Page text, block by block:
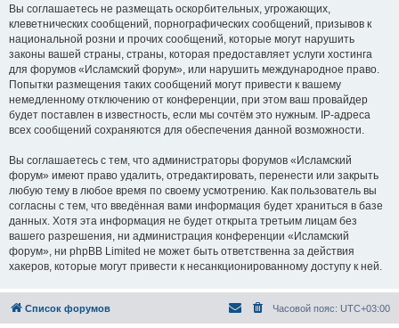
Вы соглашаетесь не размещать оскорбительных, угрожающих,
клеветнических сообщений, порнографических сообщений, призывов к
национальной розни и прочих сообщений, которые могут нарушить
законы вашей страны, страны, которая предоставляет услуги хостинга
для форумов «Исламский форум», или нарушить международное право.
Попытки размещения таких сообщений могут привести к вашему
немедленному отключению от конференции, при этом ваш провайдер
будет поставлен в известность, если мы сочтём это нужным. IP-адреса
всех сообщений сохраняются для обеспечения данной возможности.
Вы соглашаетесь с тем, что администраторы форумов «Исламский
форум» имеют право удалить, отредактировать, перенести или закрыть
любую тему в любое время по своему усмотрению. Как пользователь вы
согласны с тем, что введённая вами информация будет храниться в базе
данных. Хотя эта информация не будет открыта третьим лицам без
вашего разрешения, ни администрация конференции «Исламский
форум», ни phpBB Limited не может быть ответственна за действия
хакеров, которые могут привести к несанкционированному доступу к ней.
Список форумов Часовой пояс: UTC+03:00